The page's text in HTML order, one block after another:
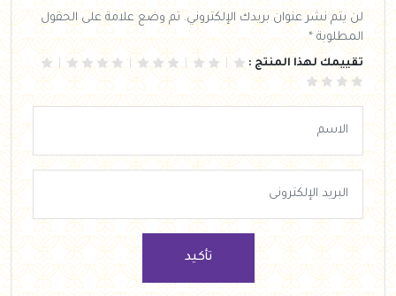
لن يتم نشر عنوان بريدك الإلكتروني. تم وضع علامة على الحقول
المطلوبة *
تقييمك لهذا المنتج :
تأكيد